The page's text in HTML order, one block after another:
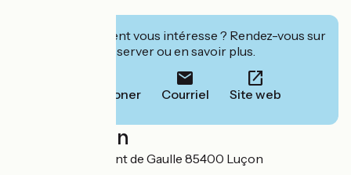
Cet établissement vous intéresse ? Rendez-vous sur
leur site pour réserver ou en savoir plus.
Téléphoner Courriel Site web
Localisation
43 Rue du Président de Gaulle 85400 Luçon